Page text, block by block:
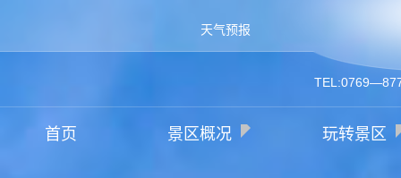
天气预报
首页 景区概况 玩转景区